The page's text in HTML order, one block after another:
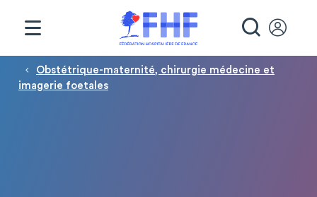
Fil d'Ariane
Obstétrique-maternité, chirurgie médecine et
imagerie foetales
Panneau de gestion des cookies